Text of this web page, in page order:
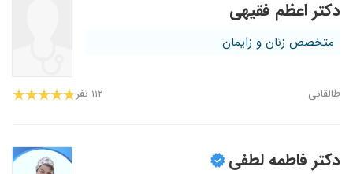
دکتر اعظم فقیهی
متخصص زنان و زایمان
طالقانی ۱۱۲ نفر
دکتر فاطمه لطفی